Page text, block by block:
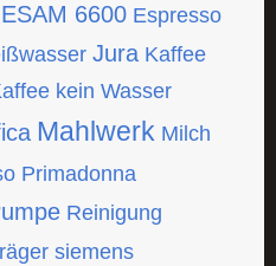
ESAM 6600 Espresso
Jura Kaffee
kein Wasser
Mahlwerk Milch
Primadonna
Reinigung
siemens